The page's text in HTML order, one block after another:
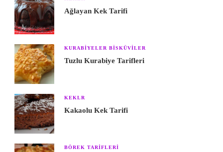
Ağlayan Kek Tarifi
KURABIYELER BISKÜVILER
Tuzlu Kurabiye Tarifleri
KEKLR
Kakaolu Kek Tarifi
BÖREK TARIFLERI